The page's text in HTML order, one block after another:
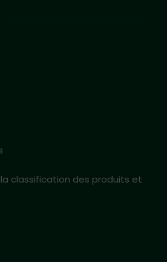
la classification des produits et